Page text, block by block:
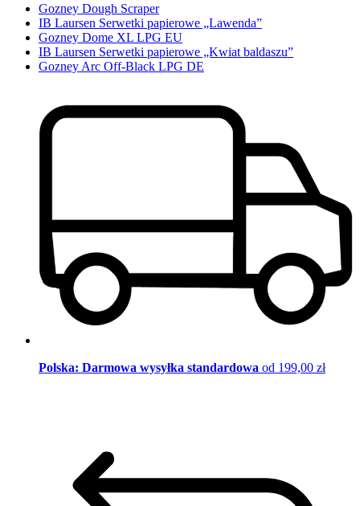
Gozney Dough Scraper
IB Laursen Serwetki papierowe „Lawenda”
Gozney Dome XL LPG EU
IB Laursen Serwetki papierowe „Kwiat baldaszu”
Gozney Arc Off-Black LPG DE
Polska: Darmowa wysyłka standardowa od 199,00 zł